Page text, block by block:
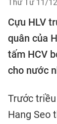
Thứ Tư 11/
Cựu HLV
quân của
tấm HCV
cho nước
Trước
Hang Seo